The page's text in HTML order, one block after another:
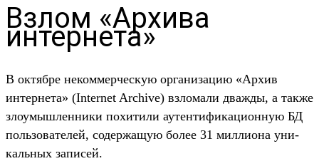
Взлом «Архива
интернета»
В октябре неком­мерчес­кую орга­низа­цию «Архив
интерне­та» (Internet Archive) взло­мали дваж­ды, а так­же
зло­умыш­ленни­ки похити­ли аутен­тифика­цион­ную БД
поль­зовате­лей, содер­жащую более 31 мил­лиона уни­
каль­ных записей.